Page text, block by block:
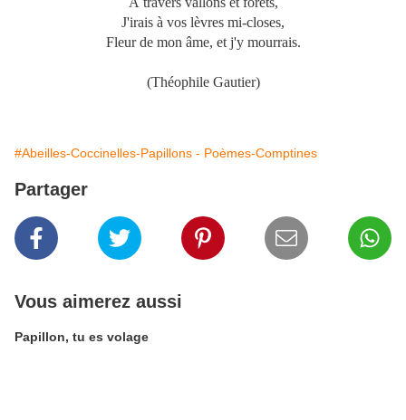
J'irais à vos lèvres mi-closes,
Fleur de mon âme, et j'y mourrais.
(Théophile Gautier)
#Abeilles-Coccinelles-Papillons - Poèmes-Comptines
Partager
Vous aimerez aussi
Papillon, tu es volage